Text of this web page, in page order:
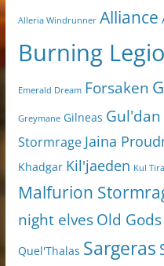
Alleria Windrunner Alliance
Burning
Emerald Dream Forsaken
Greymane Gilneas Gul'dan
Stormrage Jaina
Khadgar Kil'jaeden Kul
Malfurion
night elves Old Gods
Quel'Thalas Sargeras